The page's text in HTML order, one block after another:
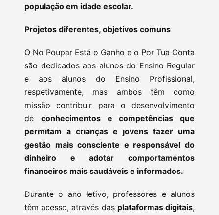
população em idade escolar.
Projetos diferentes, objetivos comuns
O No Poupar Está o Ganho e o Por Tua Conta
são dedicados aos alunos do Ensino Regular
e aos alunos do Ensino Profissional,
respetivamente, mas ambos têm como
missão contribuir para o desenvolvimento
de conhecimentos e competências que
permitam a crianças e jovens fazer uma
gestão mais consciente e responsável do
dinheiro e adotar comportamentos
financeiros mais saudáveis e informados.
Durante o ano letivo, professores e alunos
têm acesso, através das plataformas digitais,